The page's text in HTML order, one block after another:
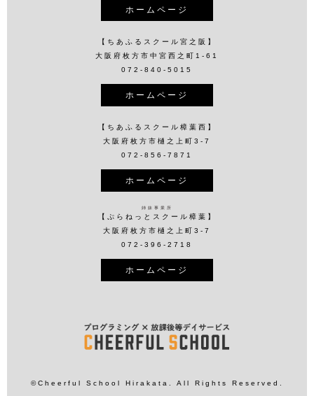
ホームページ
【ちあふるスクール宮之阪】
大阪府枚方市中宮西之町1-61
072-840-5015
ホームページ
【ちあふるスクール樟葉西】
大阪府枚方市樋之上町3-7
072-856-7871
ホームページ
姉妹事業所
【ぷらねっとスクール樟葉】
大阪府枚方市樋之上町3-7
072-396-2718
ホームページ
©Cheerful School Hirakata. All Rights Reserved.